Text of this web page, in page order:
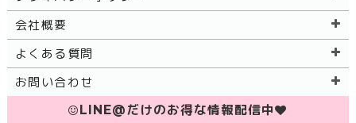
会社概要
よくある質問
お問い合わせ
LINE@だけのお得な情報配信中